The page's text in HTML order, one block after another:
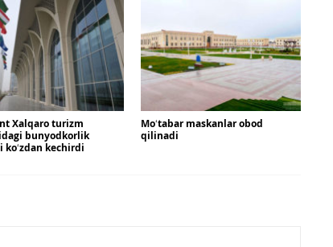
Xalqaro turizm
bunyodkorlik
kechirdi
Moʻtabar maskanlar obod
qilinadi